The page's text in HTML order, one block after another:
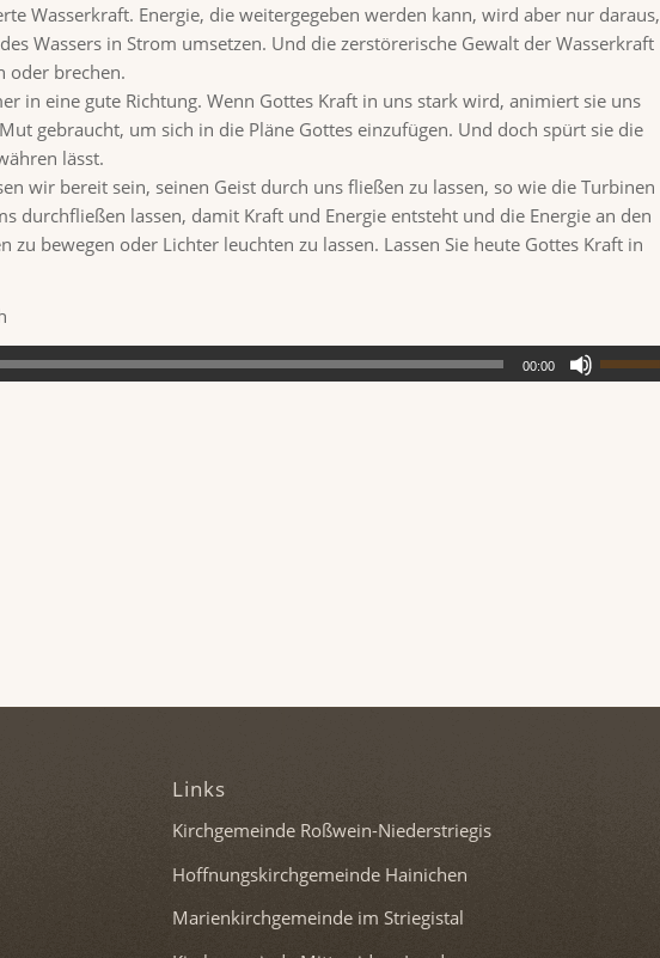
Wasserkraft. Energie, die weitergegeben werden kann, wird aber nur daraus,
Wassers in Strom umsetzen. Und die zerstörerische Gewalt der Wasserkraft
oder brechen.
in eine gute Richtung. Wenn Gottes Kraft in uns stark wird, animiert sie uns
gebraucht, um sich in die Pläne Gottes einzufügen. Und doch spürt sie die
lässt.
wir bereit sein, seinen Geist durch uns fließen zu lassen, so wie die Turbinen
durchfließen lassen, damit Kraft und Energie entsteht und die Energie an den
bewegen oder Lichter leuchten zu lassen. Lassen Sie heute Gottes Kraft in
00:00
Links
Kirchgemeinde Roßwein-Niederstriegis
Hoffnungskirchgemeinde Hainichen
Marienkirchgemeinde im Striegistal